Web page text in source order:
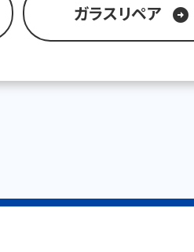
ガラスリペア arrow_circle_right